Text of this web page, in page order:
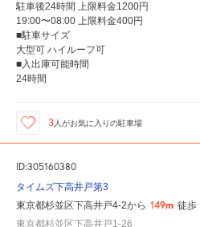
駐車後24時間 上限料金1200円
19:00〜08:00 上限料金400円
■駐車サイズ
大型可 ハイルーフ可
■入出庫可能時間
24時間
3人がお気に入りの駐車場
ID:305160380
タイムズ下高井戸第3
東京都杉並区下高井戸4-2から 149m 徒歩
東京都杉並区下高井戸1-26